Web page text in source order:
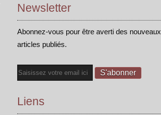
Newsletter
Abonnez-vous pour être averti des nouveaux
articles publiés.
Email
Liens